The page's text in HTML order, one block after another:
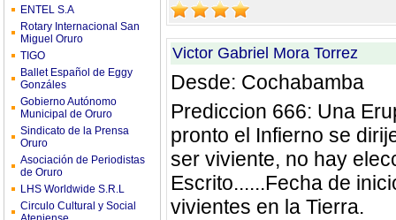
ENTEL S.A
Rotary Internacional San
Miguel Oruro
TIGO
Ballet Español de Eggy
Gonzáles
Gobierno Autónomo
Municipal de Oruro
Sindicato de la Prensa
Oruro
Asociación de Periodistas
de Oruro
LHS Worldwide S.R.L
Circulo Cultural y Social
Victor Gabriel Mora Torrez
Desde: Cochabamba
Prediccion 666: Una
pronto el Infierno se
ser viviente, no hay
Escrito......Fecha de
vivientes en la Tierra.